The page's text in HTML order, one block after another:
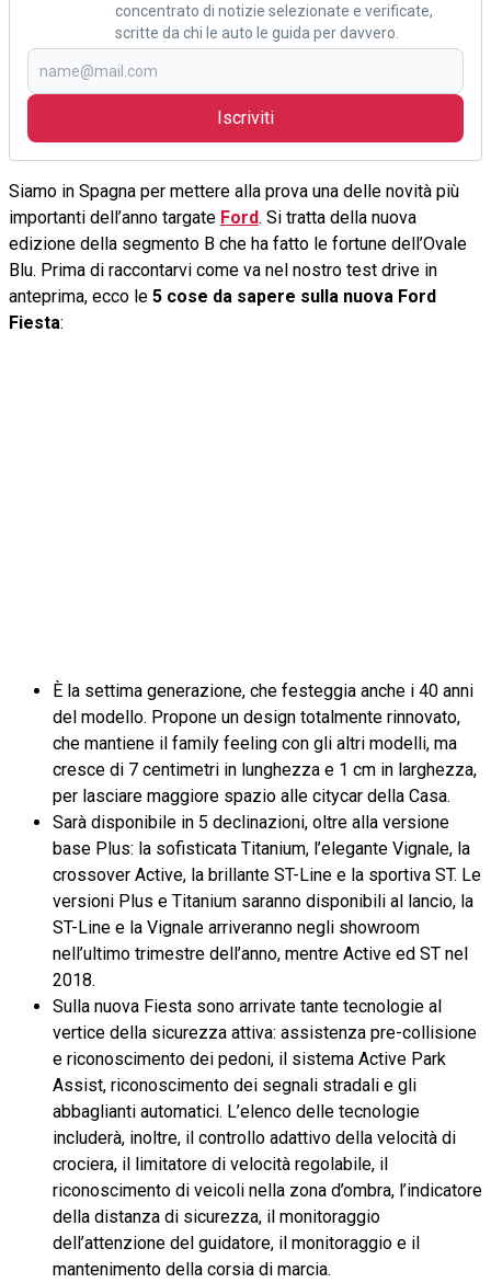
concentrato di notizie selezionate e verificate,
scritte da chi le auto le guida per davvero.
Iscriviti
Siamo in Spagna per mettere alla prova una delle novità più
importanti dell’anno targate Ford. Si tratta della nuova
edizione della segmento B che ha fatto le fortune dell’Ovale
Blu. Prima di raccontarvi come va nel nostro test drive in
anteprima, ecco le 5 cose da sapere sulla nuova Ford
Fiesta:
È la settima generazione, che festeggia anche i 40 anni
del modello. Propone un design totalmente rinnovato,
che mantiene il family feeling con gli altri modelli, ma
cresce di 7 centimetri in lunghezza e 1 cm in larghezza,
per lasciare maggiore spazio alle citycar della Casa.
Sarà disponibile in 5 declinazioni, oltre alla versione
base Plus: la sofisticata Titanium, l’elegante Vignale, la
crossover Active, la brillante ST-Line e la sportiva ST. Le
versioni Plus e Titanium saranno disponibili al lancio, la
ST-Line e la Vignale arriveranno negli showroom
nell’ultimo trimestre dell’anno, mentre Active ed ST nel
2018.
Sulla nuova Fiesta sono arrivate tante tecnologie al
vertice della sicurezza attiva: assistenza pre-collisione
e riconoscimento dei pedoni, il sistema Active Park
Assist, riconoscimento dei segnali stradali e gli
abbaglianti automatici. L’elenco delle tecnologie
includerà, inoltre, il controllo adattivo della velocità di
crociera, il limitatore di velocità regolabile, il
riconoscimento di veicoli nella zona d’ombra, l’indicatore
della distanza di sicurezza, il monitoraggio
dell’attenzione del guidatore, il monitoraggio e il
mantenimento della corsia di marcia.